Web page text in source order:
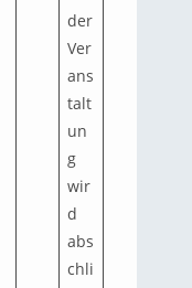
der
Ver
ans
talt
un
g
wir
d
abs
chli